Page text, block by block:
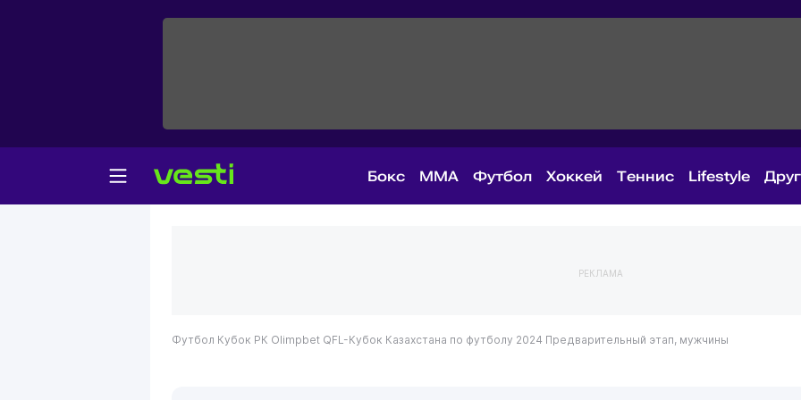
Бокс MMA Футбол Хоккей Теннис Lifestyle
РЕКЛАМА
Футбол Кубок РК Olimpbet QFL-Кубок Казахстана по футболу 2024 Предварительный этап, мужчины